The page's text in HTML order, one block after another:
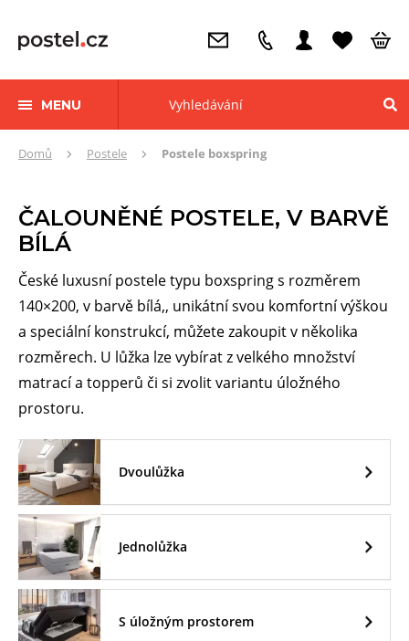
MENU
ZdeDomů Postele Postele boxspring
ČALOUNĚNÉ POSTELE, V BARVĚ
BÍLÁ
České luxusní postele typu boxspring s rozměrem
140×200, v barvě bílá,, unikátní svou komfortní výškou
a speciální konstrukcí, můžete zakoupit v několika
rozměrech. U lůžka lze vybírat z velkého množství
matrací a topperů či si zvolit variantu úložného
prostoru.
Dvoulůžka
Jednolůžka
S úložným prostorem